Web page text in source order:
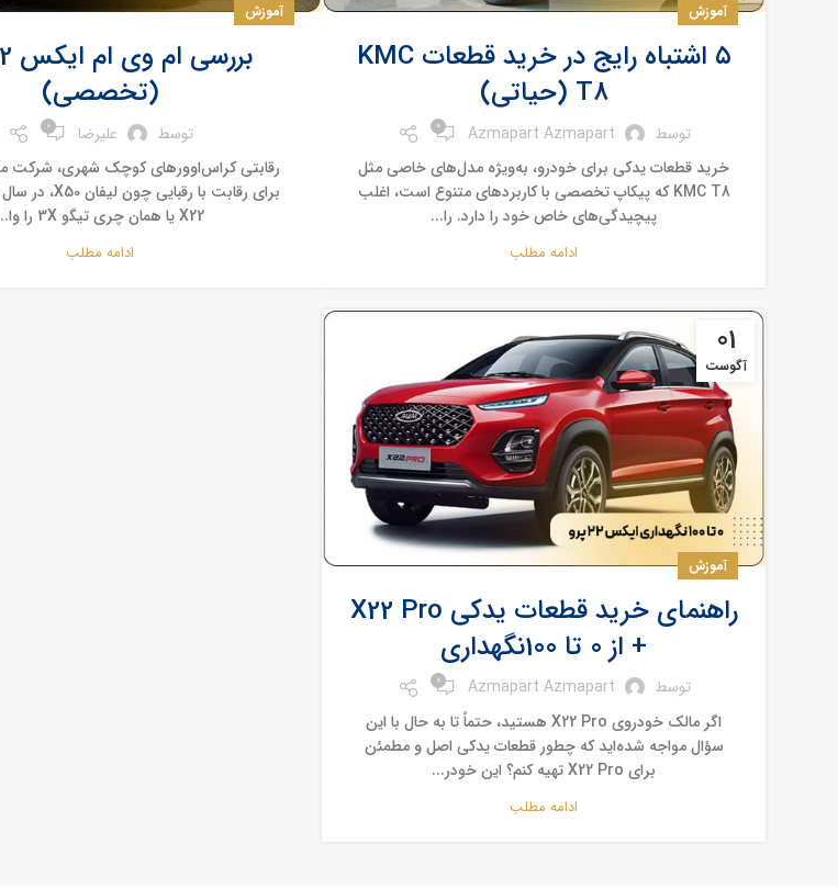
آموزش
۵ اشتباه رایج در خرید قطعات KMC
T8 (حیاتی)
توسط Azmapart Azmapart
0
خرید قطعات یدکی برای خودرو، به‌ویژه مدل‌های خاصی مثل
KMC T8 که پیکاپ تخصصی با کاربردهای متنوع است، اغلب
پیچیدگی‌های خاص خود را دارد. را...
ادامه مطلب
آموزش
(تخصصی)
توسط علیرضا 0
رقابتی کراس‌اوورهای کوچک شهری، شرکت
X22 یا همان چری تیگو 3X را وا...
ادامه مطلب
01
آگوست
آموزش
راهنمای خرید قطعات یدکی X22 Pro
+ از 0 تا 100نگهداری
توسط Azmapart Azmapart
0
اگر مالک خودروی X22 Pro هستید، حتماً تا به حال با این
سؤال مواجه شده‌اید که چطور قطعات یدکی اصل و مطمئن
برای X22 Pro تهیه کنم؟ این خودر...
ادامه مطلب